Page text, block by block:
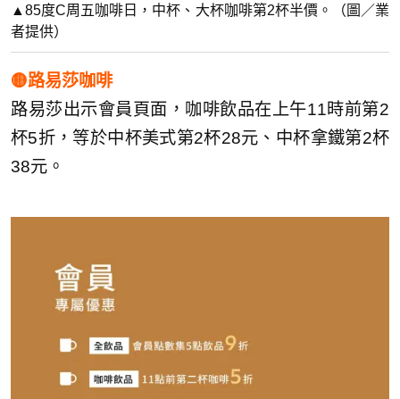
▲85度C周五咖啡日，中杯、大杯咖啡第2杯半價。（圖／業
者提供）
🟡路易莎咖啡
路易莎出示會員頁面，咖啡飲品在上午11時前第2
杯5折，等於中杯美式第2杯28元、中杯拿鐵第2杯
38元。